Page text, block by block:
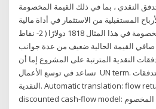
النقدي ، بما في ذلك القيمة المخصومة
المستقبلية من الاستثمار في أداة مالية
محددة ستكون القيمة المخصومة في هذا المثال 1818 دولارًا ( 2- نقاط
صافي القيمة الحالية ضعيف من عدة جوانب
النقدية المترتبة على المشروع إما أن
تساعد في توسع الأعمال UN term. طريقة القيمة الحالية للتدفقات
النقدية. Automatic translation: flow return: إيراد نقدي مخصوم.